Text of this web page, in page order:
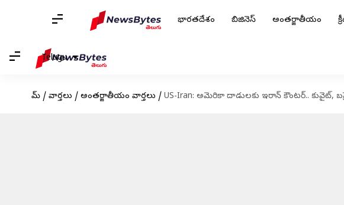
భారతదేశం బిజినెస్ అంతర్జాతీయం
Telugu
హోమ్ / వార్తలు / అంతర్జాతీయం వార్తలు / US-Iran: అమెరికా దాడులకు ఇరాన్ కౌంటర్..